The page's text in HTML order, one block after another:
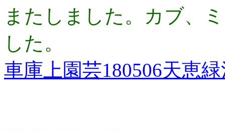
またしました。カブ、
した。
車庫上園芸180506天恵